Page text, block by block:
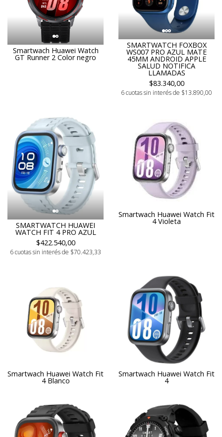
Smartwach Huawei Watch
GT Runner 2 Color negro
SMARTWATCH FOXBOX
WS007 PRO AZUL MATE
45MM ANDROID APPLE
SALUD NOTIFICA
LLAMADAS
$83.340,00
6 cuotas sin interés de $13.890,00
SMARTWATCH HUAWEI
WATCH FIT 4 PRO AZUL
$422.540,00
6 cuotas sin interés de $70.423,33
Smartwach Huawei Watch Fit
4 Violeta
Smartwach Huawei Watch Fit
4 Blanco
Smartwach Huawei Watch Fit
4